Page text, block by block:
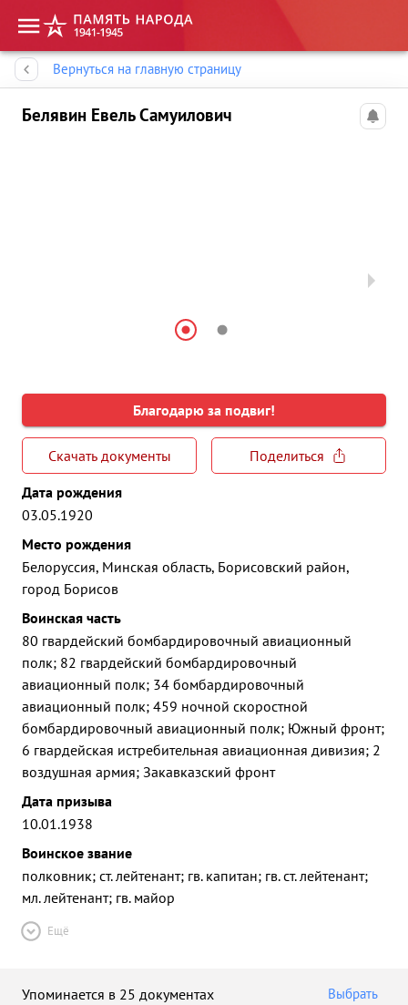
Вернуться на главную страницу
Белявин Евель Самуилович
Благодарю за подвиг!
Скачать документы
Поделиться
Дата рождения
03.05.1920
Место рождения
Белоруссия, Минская область, Борисовский район,
город Борисов
Воинская часть
80 гвардейский бомбардировочный авиационный
полк; 82 гвардейский бомбардировочный
авиационный полк; 34 бомбардировочный
авиационный полк; 459 ночной скоростной
бомбардировочный авиационный полк; Южный фронт;
6 гвардейская истребительная авиационная дивизия; 2
воздушная армия; Закавказский фронт
Дата призыва
10.01.1938
Воинское звание
полковник; ст. лейтенант; гв. капитан; гв. ст. лейтенант;
мл. лейтенант; гв. майор
Ещё
Упоминается в 25 документах Выбрать
Память народа